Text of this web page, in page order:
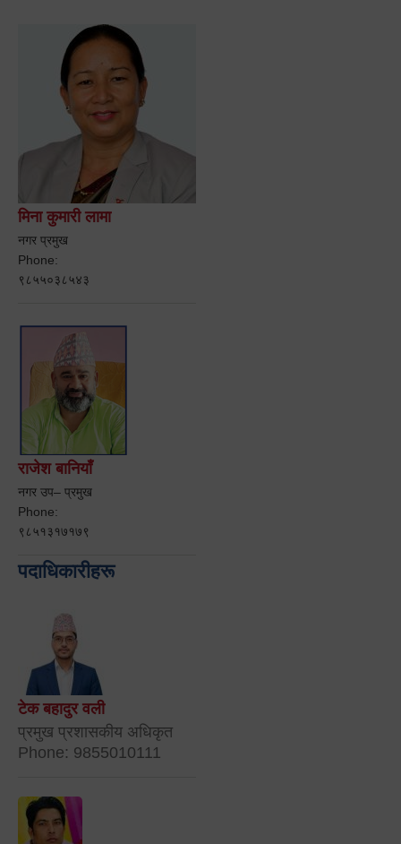
मिना कुमारी लामा
नगर प्रमुख
Phone:
९८५५०३८५४३
राजेश बानियाँ
नगर उप– प्रमुख
Phone:
९८५१३१७१७९
पदाधिकारीहरू
टेक बहादुर वली
प्रमुख प्रशासकीय अधिकृत
Phone: 9855010111